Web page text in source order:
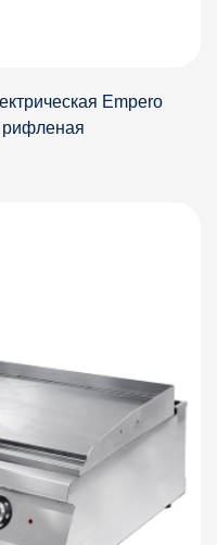
Empero
рифленая